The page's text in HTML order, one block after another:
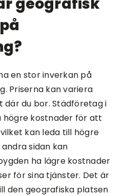
en stor inverkan på
Priserna kan variera
du bor. Städföretag i
kostnader för att
kan leda till högre
sidan kan
ha lägre kostnader
för sina tjänster. Det är
den geografiska platsen